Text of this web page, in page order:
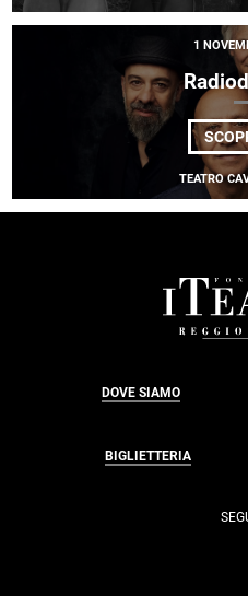
1
TEATRO
DOVE SIAMO
BIGLIETTERIA